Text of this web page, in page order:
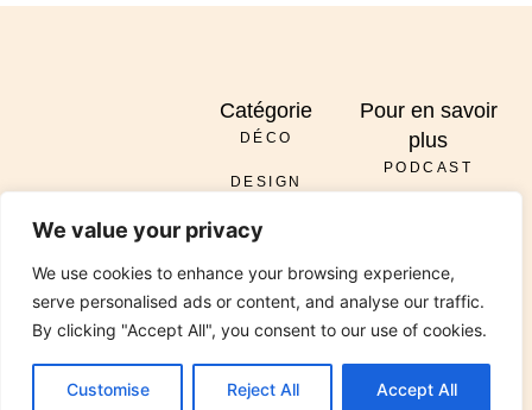
We value your privacy
We use cookies to enhance your browsing experience,
serve personalised ads or content, and analyse our traffic.
By clicking "Accept All", you consent to our use of cookies.
Customise Reject All Accept All
Catégorie
DÉCO
DESIGN
DIY
RÉNOVATION
JARDIN
Pour en savoir
plus
PODCAST
CONTACT
© 2026 All Rights Reserved Chez Viviane. Design by
Media Pantheon, Inc.